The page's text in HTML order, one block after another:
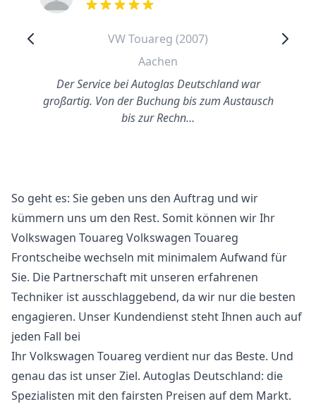
out of 5 stars
VW Touareg (2007)
Aachen
Der Service bei Autoglas Deutschland war
großartig. Von der Buchung bis zum Austausch
bis zur Rechn…
So geht es: Sie geben uns den Auftrag und wir
kümmern uns um den Rest. Somit können wir Ihr
Volkswagen Touareg Volkswagen Touareg
Frontscheibe wechseln mit minimalem Aufwand für
Sie. Die Partnerschaft mit unseren erfahrenen
Techniker ist ausschlaggebend, da wir nur die besten
engagieren. Unser Kundendienst steht Ihnen auch auf
jeden Fall bei
Ihr Volkswagen Touareg verdient nur das Beste. Und
genau das ist unser Ziel. Autoglas Deutschland: die
Spezialisten mit den fairsten Preisen auf dem Markt.